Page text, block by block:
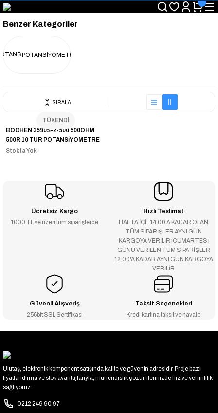
"Saat 14:00'a Kadar Verilen Siparişlerde Aynı Gün Kargo Avantajı!
"Binlerce Ürün Çeşitliliği ile Stoktan Hemen Teslim."
"Toptan Fiyatına Perakende Satış Avantajını Kaçırmayın!"
Benzer Kategoriler
POTANSİYOMETRE
SIRALA
TÜKENDİ
BOCHEN 3590S-2-500 500OHM
500R 10 TUR POTANSİYOMETRE
Stokta Yok
Ücretsiz Kargo
1000 TL ve üzeri tüm siparişlerde
Hızlı Teslimat
HAFTA İÇİ : 14:00’A KADAR OLAN
TÜM SİPARİŞLER AYNI GÜN
KARGOYA VERİLİRİ CUMARTESİ
GÜNÜ VERİLEN TÜM SİPARİŞLER
12:00'A KADAR AYNI GÜN KARGOYA
VERİLİR
Güvenli Alışveriş
256bit SSL Sertifikası
Taksit Seçenekleri
Kredi kartına taksit ve havale
Ulutaş, elektronik komponent satışında kalite ve güvenin adresidir. Proje bazlı
fiyatlandırma ve stok avantajlarıyla, mühendislik çözümlerinizde hız ve verimlilik
sağlıyoruz.
0212 249 90 97